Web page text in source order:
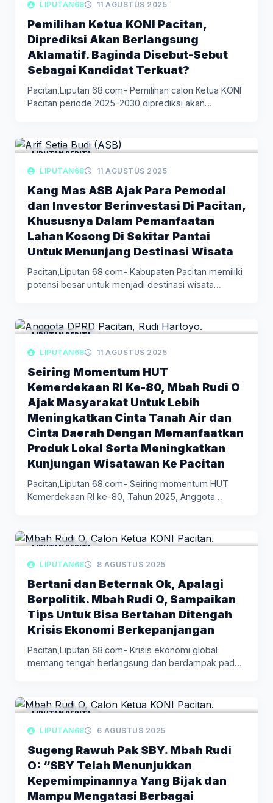
LIPUTAN68 11 AGUSTUS 2025
Pemilihan Ketua KONI Pacitan,
Diprediksi Akan Berlangsung
Aklamatif. Baginda Disebut-Sebut
Sebagai Kandidat Terkuat?
Pacitan,Liputan 68.com- Pemilihan calon Ketua KONI
Pacitan periode 2025-2030 diprediksi akan
LIPUTAN BERITA
LIPUTAN68 11 AGUSTUS 2025
Kang Mas ASB Ajak Para Pemodal
dan Investor Berinvestasi Di Pacitan,
Khususnya Dalam Pemanfaatan
Lahan Kosong Di Sekitar Pantai
Untuk Menunjang Destinasi Wisata
Pacitan,Liputan 68.com- Kabupaten Pacitan memiliki
potensi besar untuk menjadi destinasi wisata
LIPUTAN BERITA
LIPUTAN68 11 AGUSTUS 2025
Seiring Momentum HUT
Kemerdekaan RI Ke-80, Mbah Rudi O
Ajak Masyarakat Untuk Lebih
Meningkatkan Cinta Tanah Air dan
Cinta Daerah Dengan Memanfaatkan
Produk Lokal Serta Meningkatkan
Kunjungan Wisatawan Ke Pacitan
Pacitan,Liputan 68.com- Seiring momentum HUT
Kemerdekaan RI ke-80, Tahun 2025, Anggota
LIPUTAN BERITA
LIPUTAN68 8 AGUSTUS 2025
Bertani dan Beternak Ok, Apalagi
Berpolitik. Mbah Rudi O, Sampaikan
Tips Untuk Bisa Bertahan Ditengah
Krisis Ekonomi Berkepanjangan
Pacitan,Liputan 68.com- Krisis ekonomi global
memang tengah berlangsung dan berdampak pada
LIPUTAN BERITA
LIPUTAN68 6 AGUSTUS 2025
Sugeng Rawuh Pak SBY. Mbah Rudi
O: “SBY Telah Menunjukkan
Kepemimpinannya Yang Bijak dan
Mampu Mengatasi Berbagai